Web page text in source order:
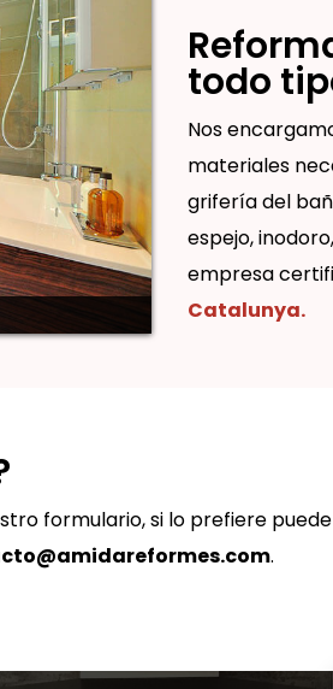
todo
Nos
materiales
grifería del
espejo,
empresa
Catalunya.
formulario, si lo prefiere
.